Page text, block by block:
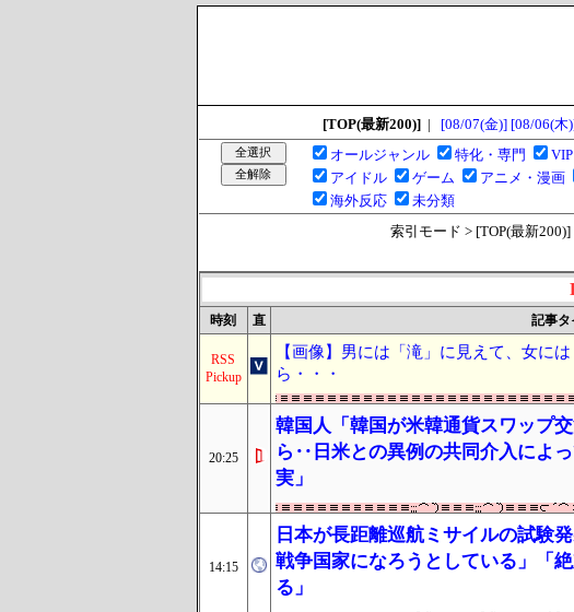
[TOP(最新200)] | [08/07(金)] [08/06(木
オールジャンル
特化・専門
アイドル
ゲーム アニメ・漫画
海外反応
未分類
索引モード > [TOP(最新200)]
時刻 直 記事タ
RSS
Pickup
【画像】男には「滝」に見えて、女に
ら・・・
20:25
韓国人「韓国が米韓通貨スワップ
ら‥日米との異例の共同介入によ
実」
14:15
日本が長距離巡航ミサイルの試験
戦争国家になろうとしている」「
る」